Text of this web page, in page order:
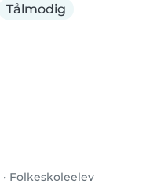
Tålmodig
• Folkeskoleelev